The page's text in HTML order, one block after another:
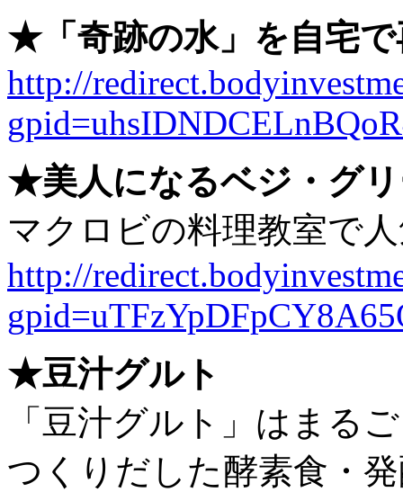
★「奇跡の水」を自宅
http://
★美人になるベジ・グ
マクロビの料理教室で
http://
★豆汁グルト
「豆汁グルト」はまる
つくりだした酵素食・